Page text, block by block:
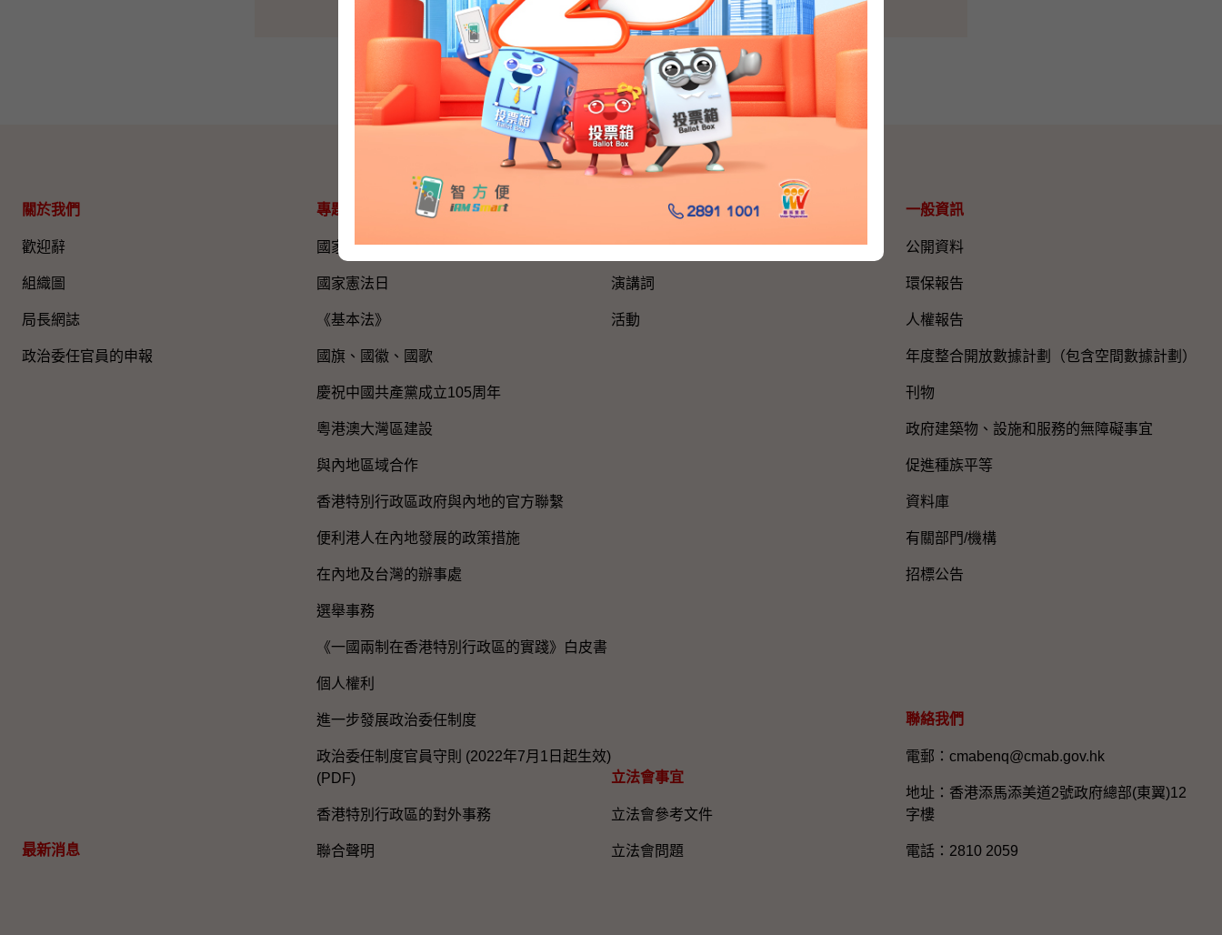
網站地圖
關於我們
歡迎辭
組織圖​
局長網誌
政治委任官員的申報
最新消息
專題資料
國家五年規劃
國家憲法日
《基本法》
國旗、國徽、國歌
慶祝中國共產黨成立105周年
粵港澳大灣區建設
與內地區域合作
香港特別行政區政府與內地的官方聯繫
便利港人在內地發展的政策措施
在內地及台灣的辦事處
選舉事務
《一國兩制在香港特別行政區的實踐》白皮書
個人權利
進一步發展政治委任制度
政治委任制度官員守則 (2022年7月1日起生效)
(PDF)
香港特別行政區的對外事務
聯合聲明
新聞公報及演講詞
新聞公報
演講詞
活動
立法會事宜
立法會參考文件
立法會問題
一般資訊​
公開資料
環保報告
人權報告
年度整合開放數據計劃（包含空間數據計劃）
刊物
政府建築物、設施和服務的無障礙事宜
促進種族平等
資料庫
有關部門/機構
招標公告
聯絡我們
電郵：cmabenq@cmab.gov.hk​
地址：香港添馬添美道2號政府總部(東翼)12
字樓
電話：2810 2059